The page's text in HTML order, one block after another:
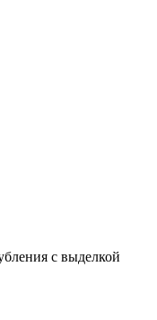
с выделкой